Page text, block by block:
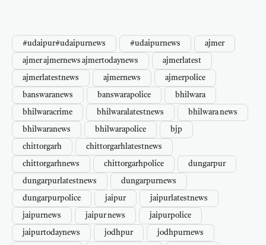
#udaipur#udaipurnews #udaipurnews ajmer
ajmer ajmernews ajmertodaynews ajmerlatest
ajmerlatestnews ajmernews ajmerpolice
banswaranews banswarapolice bhilwara
bhilwaracrime bhilwaralatestnews bhilwara news
bhilwaranews bhilwarapolice bjp
chittorgarh chittorgarhlatestnews
chittorgarhnews chittorgarhpolice dungarpur
dungarpurlatestnews dungarpurnews
dungarpurpolice jaipur jaipurlatestnews
jaipurnews jaipur news jaipurpolice
jaipurtodaynews jodhpur jodhpurnews